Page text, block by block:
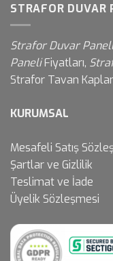
STRAFOR DUVAR
Strafor Duvar
PaneliFiyatları,
Strafor Tavan
KURUMSAL
Mesafeli Satış
Şartlar ve Gizlilik
Teslimat ve İade
Üyelik Sözleşmesi
Müşteri
yanıtlamak